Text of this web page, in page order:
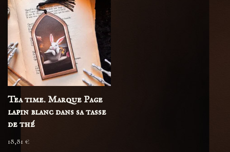
Tea time. Marque Page
lapin blanc dans sa tasse
de thé
18,81 €